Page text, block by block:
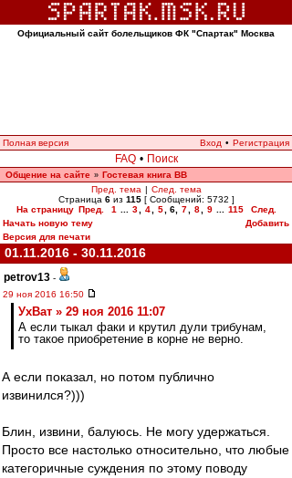
Официальный сайт болельщиков ФК "Спартак" Москва
Полная версия Вход • Регистрация
FAQ • Поиск
Общение на сайте » Гостевая книга ВВ
Пред. тема | След. тема
Страница 6из 115[ Сообщений: 5732 ]
На страницу Пред. 1 3 4 5 6, 7 8 9 115
След.
Начать новую тему
Добавить
Версия для печати
01.11.2016 - 30.11.2016
petrov13 -
29 ноя 2016 16:50
УхВат » 29 ноя 2016 11:07
А если тыкал факи и крутил дули трибунам,
то такое приобретение в корне не верно.
А если показал, но потом публично
извинился?)))
Блин, извини, балуюсь. Не могу удержаться.
Просто все настолько относительно, что любые
категоричные суждения по этому поводу